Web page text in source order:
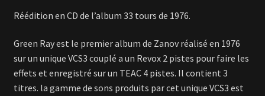
Réédition en CD de l’album 33 tours de 1976.
Green Ray est le premier album de Zanov réalisé en 1976
sur un unique VCS3 couplé a un Revox 2 pistes pour faire les
effets et enregistré sur un TEAC 4 pistes. Il contient 3
titres. la gamme de sons produits par cet unique VCS3 est